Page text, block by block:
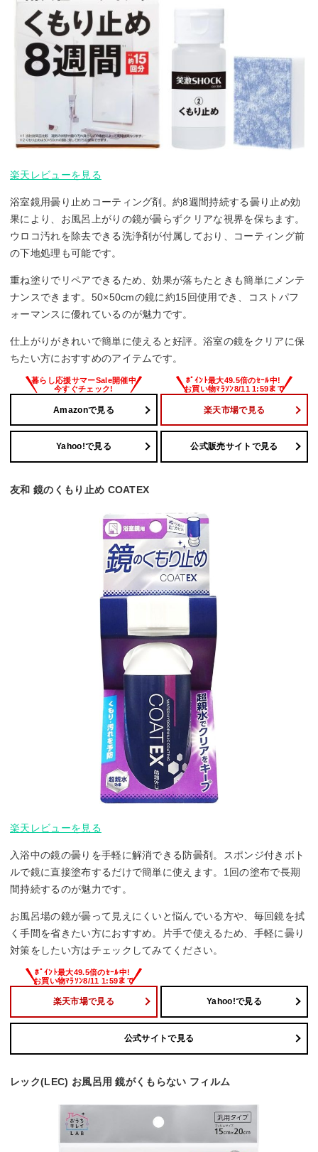
楽天レビューを見る
浴室鏡用曇り止めコーティング剤。約8週間持続する曇り止め効
果により、お風呂上がりの鏡が曇らずクリアな視界を保ちます。
ウロコ汚れを除去できる洗浄剤が付属しており、コーティング前
の下地処理も可能です。
重ね塗りでリペアできるため、効果が落ちたときも簡単にメンテ
ナンスできます。50×50cmの鏡に約15回使用でき、コストパフ
ォーマンスに優れているのが魅力です。
仕上がりがきれいで簡単に使えると好評。浴室の鏡をクリアに保
ちたい方におすすめのアイテムです。
Amazonで見る 楽天市場で見る
Yahoo!で見る 公式販売サイトで見る
友和 鏡のくもり止め COATEX
楽天レビューを見る
入浴中の鏡の曇りを手軽に解消できる防曇剤。スポンジ付きボト
ルで鏡に直接塗布するだけで簡単に使えます。1回の塗布で長期
間持続するのが魅力です。
お風呂場の鏡が曇って見えにくいと悩んでいる方や、毎回鏡を拭
く手間を省きたい方におすすめ。片手で使えるため、手軽に曇り
対策をしたい方はチェックしてみてください。
楽天市場で見る Yahoo!で見る
公式サイトで見る
レック(LEC) お風呂用 鏡がくもらない フィルム